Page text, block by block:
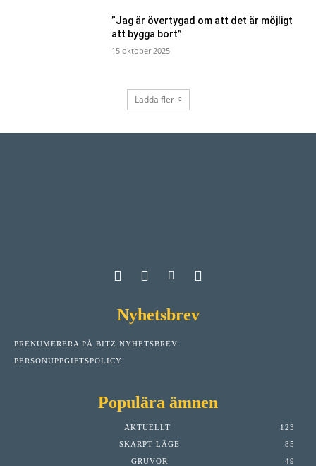
”Jag är övertygad om att det är möjligt
att bygga bort”
15 oktober 2025
Ladda fler
Nyhetsbrev
PRENUMERERA PÅ BITZ NYHETSBREV
PERSONUPPGIFTSPOLICY
Populära ämnen
AKTUELLT
123
SKARPT LÄGE
85
GRUVOR
49